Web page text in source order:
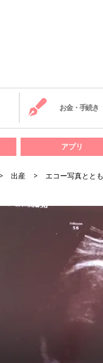
お金・手続き
アプリ
出産 エコー写真とと